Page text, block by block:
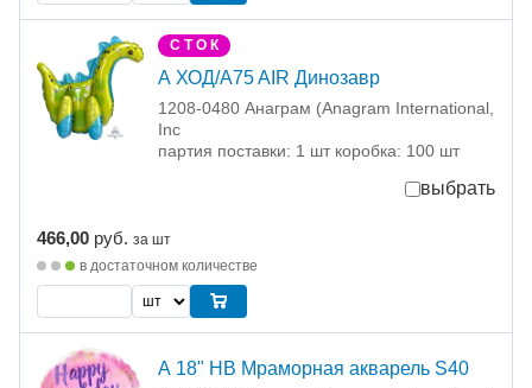
С Т О К
А ХОД/A75 AIR Динозавр
1208-0480 Анаграм (Anagram International,
Inc
партия поставки: 1 шт коробка: 100 шт
выбрать
466,00 руб. за шт
в достаточном количестве
А 18" HB Мраморная акварель S40